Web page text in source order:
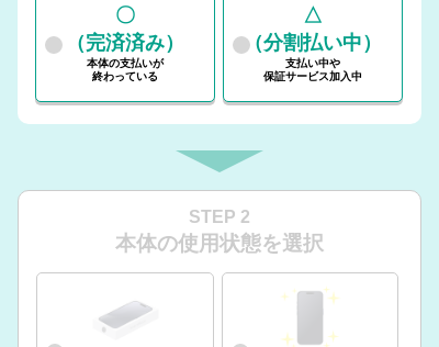
〇
（完済済み）
本体の支払いが
終わっている
△
（分割払い中）
支払い中や
保証サービス加入中
STEP 2
本体の使用状態を選択